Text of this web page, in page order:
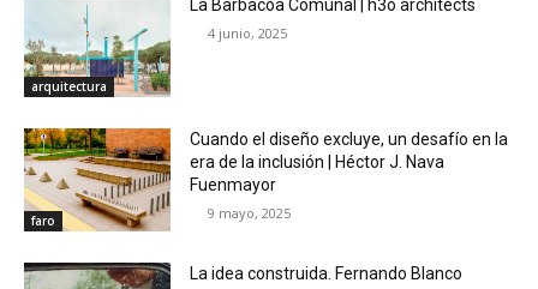
arquitectura
La Barbacoa Comunal | h3o architects
4 junio, 2025
faro
Cuando el diseño excluye, un desafío en la
era de la inclusión | Héctor J. Nava
Fuenmayor
9 mayo, 2025
La idea construida. Fernando Blanco